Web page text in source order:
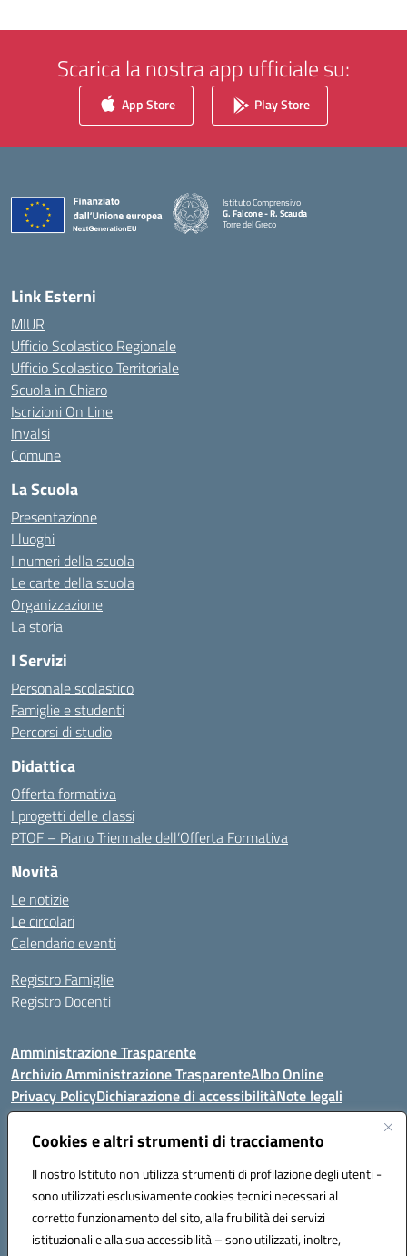
Cookies e altri strumenti di tracciamento
Il nostro Istituto non utilizza strumenti di profilazione degli utenti -
sono utilizzati esclusivamente cookies tecnici necessari al
corretto funzionamento del sito, alla fruibilità dei servizi
istituzionali e alla sua accessibilità – sono utilizzati, inoltre,
Scarica la nostra app ufficiale su:
App Store Play Store
Istituto Comprensivo
G. Falcone - R. Scauda
Torre del Greco
Link Esterni
MIUR
Ufficio Scolastico Regionale
Ufficio Scolastico Territoriale
Scuola in Chiaro
Iscrizioni On Line
Invalsi
Comune
La Scuola
Presentazione
I luoghi
I numeri della scuola
Le carte della scuola
Organizzazione
La storia
I Servizi
Personale scolastico
Famiglie e studenti
Percorsi di studio
Didattica
Offerta formativa
I progetti delle classi
PTOF – Piano Triennale dell’Offerta Formativa
Novità
Le notizie
Le circolari
Calendario eventi
Registro Famiglie
Registro Docenti
Amministrazione Trasparente
Archivio Amministrazione TrasparenteAlbo Online
Privacy PolicyDichiarazione di accessibilitàNote legali
Istituto Comprensivo Statale
Via Cupa Campanariello, 5 - 80059, Torre del Greco (NA)
Tel. +39 0818834377 - Fax +39 0818834377 - Cod.Fisc. 95170530638
Email: naic8df00a@istruzione.it - PEC: naic8df00a@pec.istruzione.it